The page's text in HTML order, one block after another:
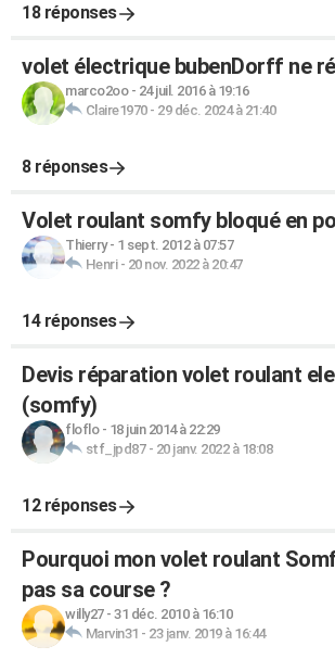
18 réponses
volet électrique bubenDorff ne
marco2oo- 24 juil. 2016 à 19:16
Claire1970- 29 déc. 2024 à 21:40
8 réponses
Volet roulant somfy bloqué en
Thierry- 1 sept. 2012 à 07:57
Henri- 20 nov. 2022 à 20:47
14 réponses
Devis réparation volet roulant
(somfy)
floflo- 18 juin 2014 à 22:29
stf_jpd87- 20 janv. 2022 à 18:08
12 réponses
Pourquoi mon volet roulant
pas sa course ?
willy27- 31 déc. 2010 à 16:10
Marvin31 - 23 janv. 2019 à 16:44